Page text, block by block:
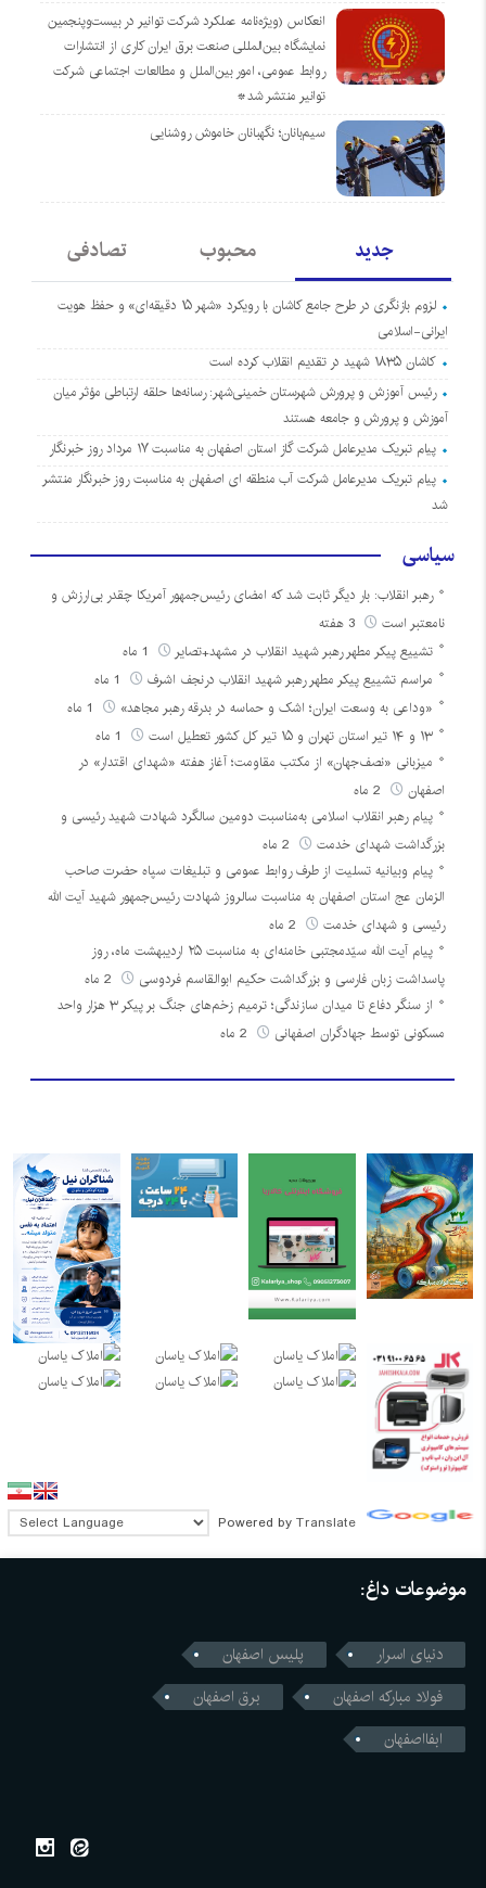
انعکاس (ویژه‌نامه عملکرد شرکت توانیر در بیست‌وپنجمین
نمایشگاه بین‌المللی صنعت برق ایران کاری از انتشارات
روابط عمومی، امور بین‌الملل و مطالعات اجتماعی شرکت
توانیر منتشر شد*
سیم‌بانان؛ نگهبانان خاموش روشنایی
جدید محبوب تصادفی
لزوم بازنگری در طرح جامع کاشان با رویکرد «شهر ۱۵ دقیقه‌ای» و حفظ هویت
ایرانی-اسلامی
کاشان ۱۸۳۵ شهید در تقدیم انقلاب کرده است
رئیس آموزش و پرورش شهرستان خمینی‌شهر: رسانه‌ها حلقه ارتباطی مؤثر میان
آموزش و پرورش و جامعه هستند
پیام تبریک مدیرعامل شرکت گاز استان اصفهان به مناسبت ۱۷ مرداد روز خبرنگار
پیام تبریک مدیرعامل شرکت آب منطقه ای اصفهان به مناسبت روز خبرنگار منتشر
شد
سیاسی
رهبر انقلاب: بار دیگر ثابت شد که امضای رئیس‌جمهور آمریکا چقدر بی‌ارزش و
نامعتبر است
3 هفته
تشییع پیکر مطهر رهبر شهید انقلاب در مشهد+تصایر
مراسم تشییع پیکر مطهر رهبر شهید انقلاب درنجف اشرف
«وداعی به وسعت ایران؛ اشک و حماسه در بدرقه رهبر مجاهد»
۱۳ و ۱۴ تیر استان تهران و ۱۵ تیر کل کشور تعطیل است
میزبانی «نصف‌جهان» از مکتب مقاومت؛ آغاز هفته «شهدای اقتدار» در
اصفهان
پیام رهبر انقلاب اسلامی به‌مناسبت دومین سالگرد شهادت شهید رئیسی و
بزرگداشت شهدای خدمت
پیام وبیانیه تسلیت از طرف روابط عمومی و تبلیغات سپاه حضرت صاحب
الزمان عج استان اصفهان به مناسبت سالروز شهادت رئیس‌جمهور شهید آیت الله
رئیسی و شهدای خدمت
پیام آیت الله سیّدمجتبی خامنه‌ای به مناسبت ۲۵ اردیبهشت ماه، روز
پاسداشت زبان فارسی و بزرگداشت حکیم ابوالقاسم فردوسی
از سنگر دفاع تا میدان سازندگی؛ ترمیم زخم‌های جنگ بر پیکر ۳ هزار واحد
مسکونی توسط جهادگران اصفهانی
Powered by Translate
موضوعات داغ:
دنیای اسرار
پلیس اصفهان
فولاد مبارکه اصفهان
برق اصفهان
ابفااصفهان